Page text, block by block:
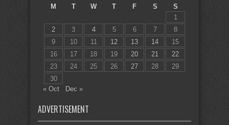
M
T W T F S
S
1
2
3 4 5 6 7
8
9
10 11 12 13 14
15
16
17 18 19 20 21
22
23
24 25 26 27 28
29
30
« Oct
Dec »
ADVERTISEMENT